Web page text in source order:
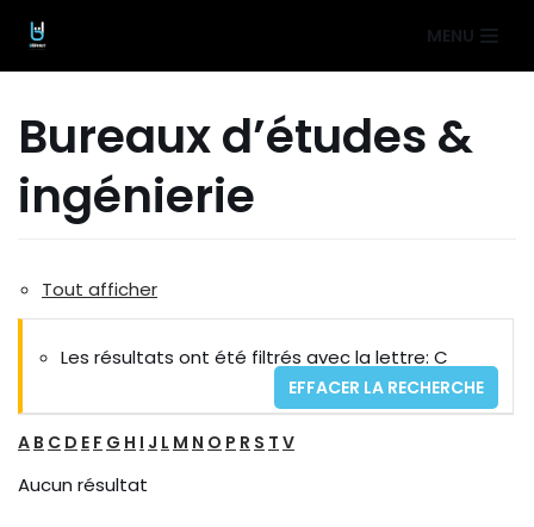
Aller
au
MENU
Bureaux d’études &
ingénierie
Tout afficher
Les résultats ont été filtrés avec la lettre: C
EFFACER LA RECHERCHE
A B C D E F G H I J L M N O P R S T V
Aucun résultat